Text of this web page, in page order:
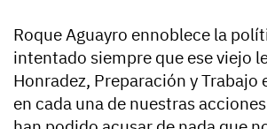
Roque Aguayro ennoblece la
intentado siempre que ese viejo
Honradez, Preparación y Trabajo
en cada una de nuestras